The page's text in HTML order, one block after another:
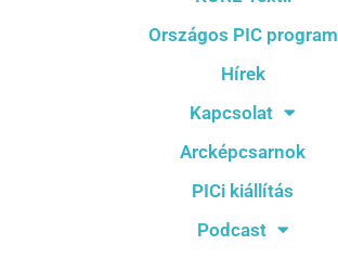
Országos PIC program
Hírek
Kapcsolat
Arcképcsarnok
PICi kiállítás
Podcast